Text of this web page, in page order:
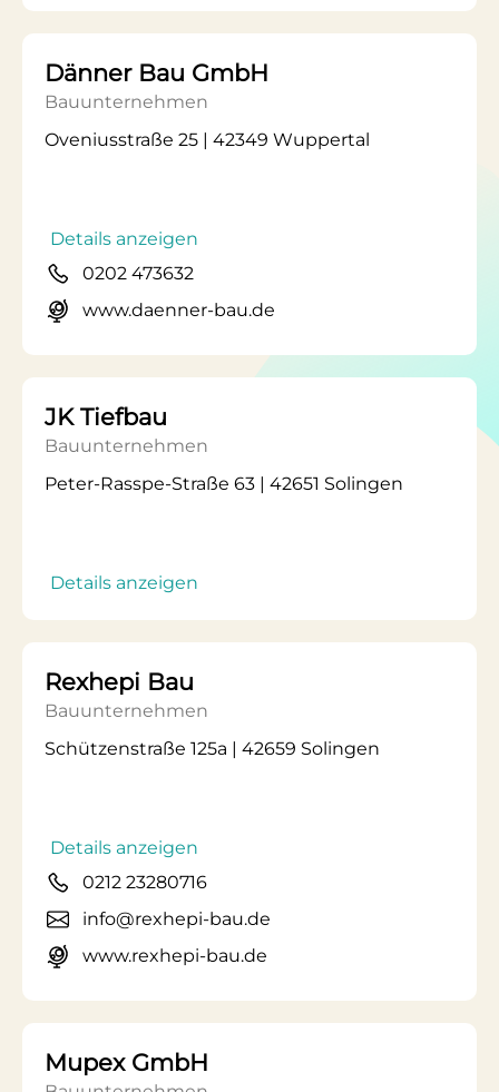
Dänner Bau GmbH
Bauunternehmen
Oveniusstraße 25 | 42349 Wuppertal
Details anzeigen
0202 473632
www.daenner-bau.de
JK Tiefbau
Bauunternehmen
Peter-Rasspe-Straße 63 | 42651 Solingen
Details anzeigen
Rexhepi Bau
Bauunternehmen
Schützenstraße 125a | 42659 Solingen
Details anzeigen
0212 23280716
info@rexhepi-bau.de
www.rexhepi-bau.de
Mupex GmbH